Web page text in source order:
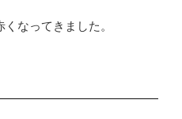
なってきました。